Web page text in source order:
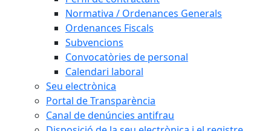
Normativa / Ordenances Generals
Ordenances Fiscals
Subvencions
Convocatòries de personal
Calendari laboral
Seu electrònica
Portal de Transparència
Canal de denúncies antifrau